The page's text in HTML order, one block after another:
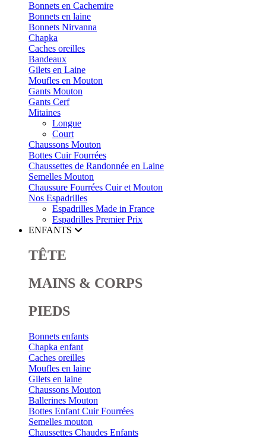
Bonnets en Cachemire
Bonnets en laine
Bonnets Nirvanna
Chapka
Caches oreilles
Bandeaux
Gilets en Laine
Moufles en Mouton
Gants Mouton
Gants Cerf
Mitaines
Longue
Court
Chaussons Mouton
Bottes Cuir Fourrées
Chaussettes de Randonnée en Laine
Semelles Mouton
Chaussure Fourrées Cuir et Mouton
Nos Espadrilles
Espadrilles Made in France
Espadrilles Premier Prix
ENFANTS
TÊTE
MAINS & CORPS
PIEDS
Bonnets enfants
Chapka enfant
Caches oreilles
Moufles en laine
Gilets en laine
Chaussons Mouton
Ballerines Mouton
Bottes Enfant Cuir Fourrées
Semelles mouton
Chaussettes Chaudes Enfants